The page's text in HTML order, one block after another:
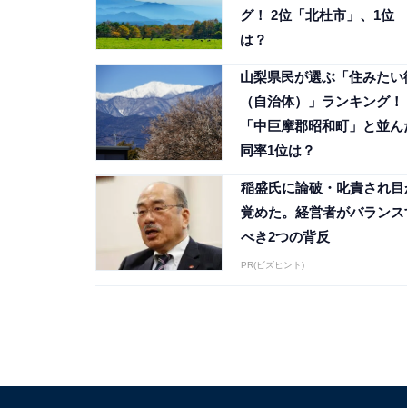
グ！ 2位「北杜市」、1位
は？
山梨県民が選ぶ「住みたい
（自治体）」ランキング！
「中巨摩郡昭和町」と並ん
同率1位は？
稲盛氏に論破・叱責され目
覚めた。経営者がバランス
べき2つの背反
PR(ビズヒント)